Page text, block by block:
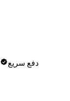
دفع سريع